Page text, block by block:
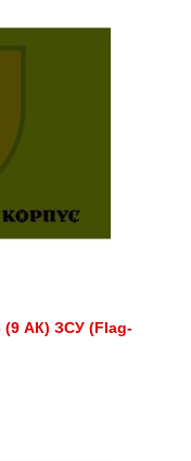
(9 АК) ЗСУ (Flag-